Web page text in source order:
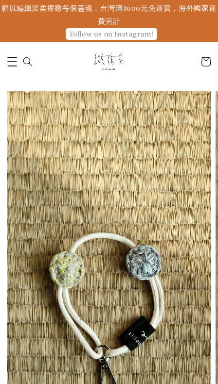
願以編織溫柔療癒每個靈魂，台灣滿3000元免運費，海外國家運
費另計
Follow us on Instagram!